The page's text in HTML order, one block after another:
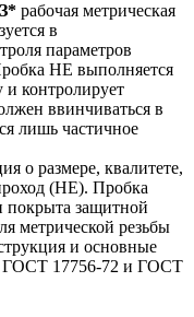
рабочая метрическая
в
параметров
НЕ выполняется
контролирует
ввинчиваться в
лишь частичное
о размере, квалитете,
(НЕ). Пробка
покрыта защитной
метрической резьбы
и основные
ГОСТ 17756-72 и ГОСТ